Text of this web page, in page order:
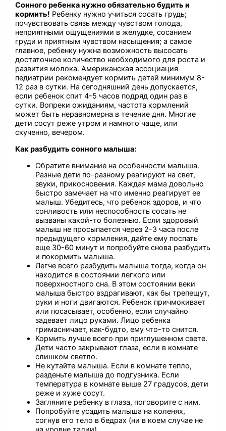
Сонного ребенка нужно обязательно будить и
кормить! Ребенку нужно учиться сосать грудь;
почувствовать связь между чувством голода,
неприятными ощущениями в желудке, сосанием
груди и приятным чувством насыщения; а самое
главное, ребенку нужна возможность высосать
достаточное количество необходимого для роста и
развития молока. Американская ассоциация
педиатрии рекомендует кормить детей минимум 8-
12 раз в сутки. На сегодняшний день допускается,
если ребенок спит 4-5 часов подряд один раз в
сутки. Вопреки ожиданиям, частота кормлений
может быть неравномерна в течение дня. Многие
дети сосут реже утром и намного чаще, или
скученно, вечером.
Как разбудить сонного малыша:
Обратите внимание на особенности малыша.
Разные дети по-разному реагируют на свет,
звуки, прикосновения. Каждая мама довольно
быстро замечает на что именно реагирует ее
малыш. Убедитесь, что ребенок здоров, и что
сонливость или неспособность сосать не
вызваны какой-то болезнью. Если здоровый
малыш не просыпается через 2-3 часа после
предыдущего кормления, дайте ему поспать
еще 30-60 минут и попробуйте снова разбудить
и покормить малыша.
Легче всего разбудить малыша тогда, когда он
находится в состоянии легкого или
поверхностного сна. В этом состоянии веки
малыша быстро вздрагивают, как бы трепещут,
руки и ноги двигаются. Ребенок причмокивает
или посасывает, особенно, если случайно
задевает лицо руками. Лицо ребенка
гримасничает, как-будто, ему что-то снится.
Кормить лучше всего при приглушенном свете.
Дети часто закрывают глаза, если в комнате
слишком светло.
Не кутайте малыша. Если в комнате тепло,
разденьте малыша до подгузника. Если
температура в комнате выше 27 градусов, дети
реже и хуже сосут.
Загляните ребенку в глаза, поговорите с ним.
Попробуйте усадить малыша на коленях,
согнув его тело в бедрах (ни в коем случае не